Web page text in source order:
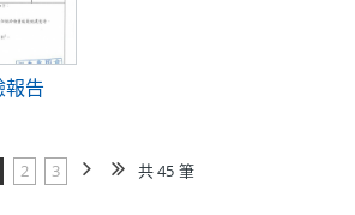
報告
2 3 共 45 筆